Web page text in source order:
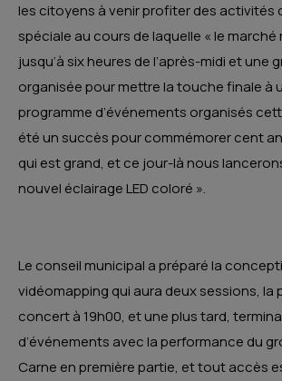
les citoyens à venir profiter des activités
spéciale au cours de laquelle « le
jusqu’à six heures de l’après-midi et une
organisée pour mettre la touche finale à
programme d’événements organisés
été un succès pour commémorer cent
qui est grand, et ce jour-là nous
nouvel éclairage LED coloré ».
Le conseil municipal a préparé la
vidéomapping qui aura deux sessions, la
concert à 19h00, et une plus tard,
d’événements avec la performance du
Carne en première partie, et tout accès